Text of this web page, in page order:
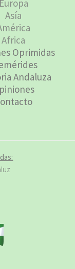
Europa
Asía
Africa
Oprimidas
Andaluza